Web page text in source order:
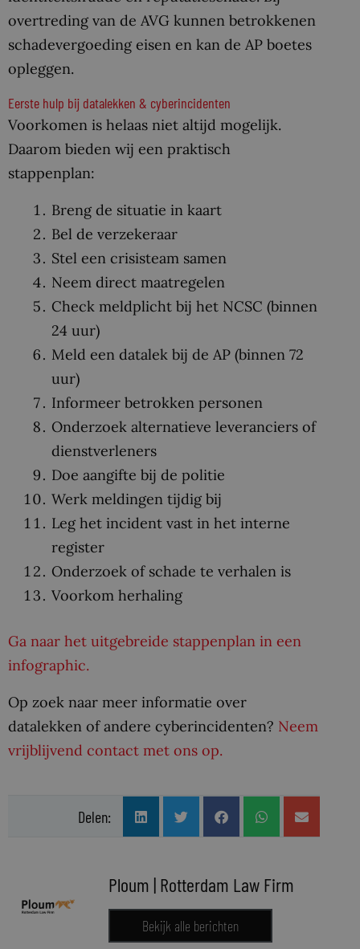
overtreding van de AVG kunnen betrokkenen
schadevergoeding eisen en kan de AP boetes
opleggen.
Eerste hulp bij datalekken & cyberincidenten
Voorkomen is helaas niet altijd mogelijk.
Daarom bieden wij een praktisch
stappenplan:
Breng de situatie in kaart
Bel de verzekeraar
Stel een crisisteam samen
Neem direct maatregelen
Check meldplicht bij het NCSC (binnen
24 uur)
Meld een datalek bij de AP (binnen 72
uur)
Informeer betrokken personen
Onderzoek alternatieve leveranciers of
dienstverleners
Doe aangifte bij de politie
Werk meldingen tijdig bij
Leg het incident vast in het interne
register
Onderzoek of schade te verhalen is
Voorkom herhaling
Ga naar het uitgebreide stappenplan in een
infographic.
Op zoek naar meer informatie over
datalekken of andere cyberincidenten? Neem
vrijblijvend contact met ons op.
Delen:
Ploum | Rotterdam Law Firm
Bekijk alle berichten